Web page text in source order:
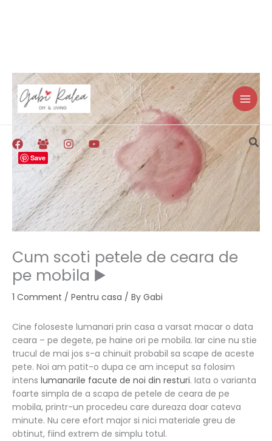
content
Cum scoti petele de ceara de
pe mobila ▶️
1 Comment / Pentru casa / By Gabi
Cine foloseste lumanari prin casa a varsat macar o data
ceara – pe degete, pe haine ori pe mobila. Iar cine nu stie
trucul de mai jos s-a chinuit probabil sa scape de aceste
pete. Noi am patit-o dupa ce am inceput sa folosim
intens lumanarile facute de noi din resturi. Iata o varianta
foarte simpla de a scapa de petele de ceara de pe
mobila, printr-un procedeu care dureaza doar cateva
minute. Nu cere efort major si nici materiale greu de
obtinut, fiind extrem de simplu totul.
Save